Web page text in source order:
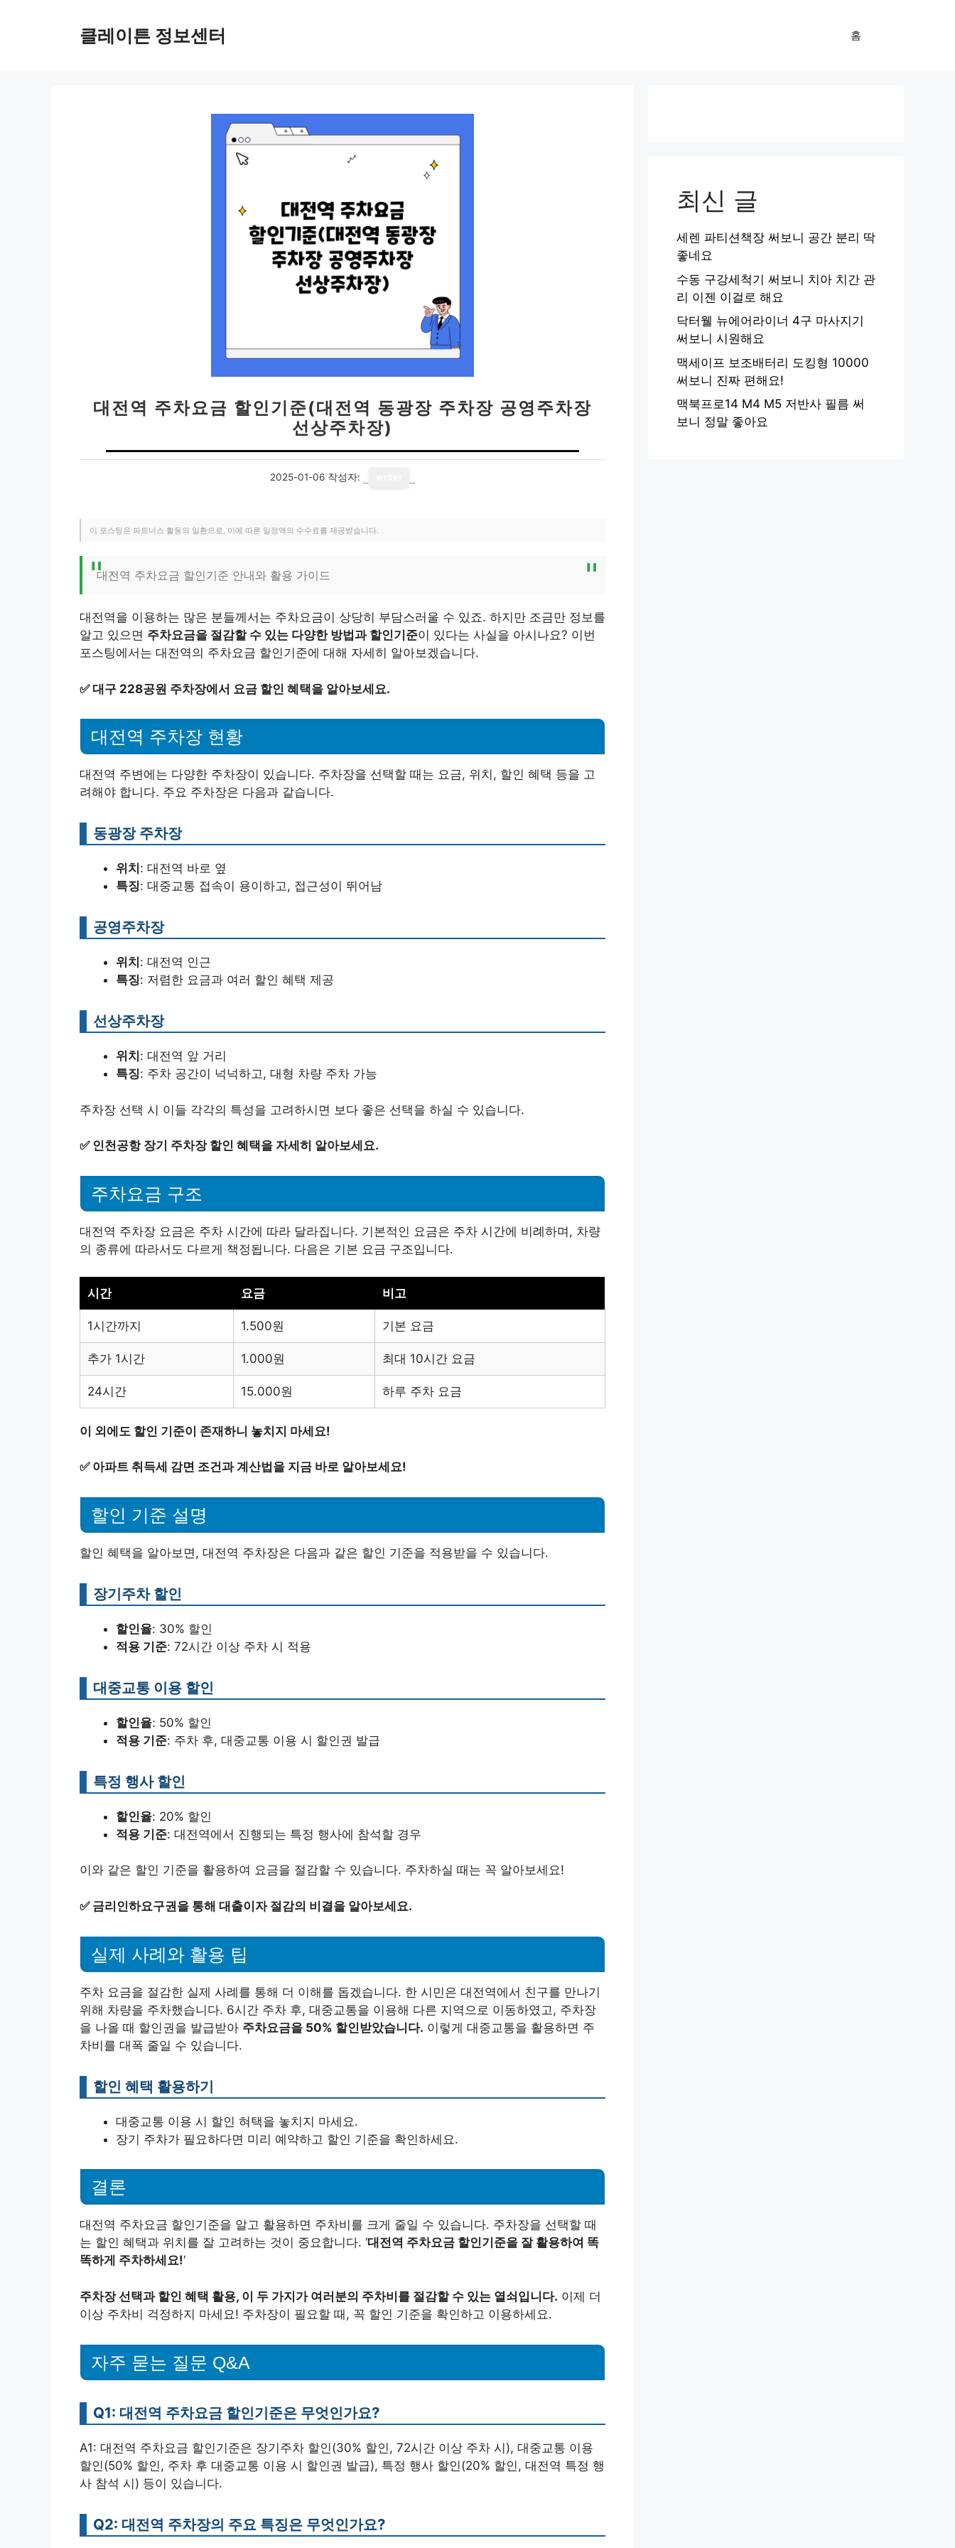
클레이튼 정보센터 홈
대전역 주차요금 할인기준(대전역 동광장 주차장 공영주차장
선상주차장)
2025-01-06 작성자:
이 포스팅은 파트너스 활동의 일환으로, 이에 따른 일정액의 수수료를 제공받습니다.
대전역 주차요금 할인기준 안내와 활용 가이드
대전역을 이용하는 많은 분들께서는 주차요금이 상당히 부담스러울 수 있죠. 하지만 조금만 정보를
알고 있으면 주차요금을 절감할 수 있는 다양한 방법과 할인기준이 있다는 사실을 아시나요? 이번
포스팅에서는 대전역의 주차요금 할인기준에 대해 자세히 알아보겠습니다.
✅대구 228공원 주차장에서 요금 할인 혜택을 알아보세요.
대전역 주차장 현황
대전역 주변에는 다양한 주차장이 있습니다. 주차장을 선택할 때는 요금, 위치, 할인 혜택 등을 고
려해야 합니다. 주요 주차장은 다음과 같습니다.
동광장 주차장
위치 : 대전역 바로 옆
특징: 대중교통 접속이 용이하고, 접근성이 뛰어남
공영주차장
위치 : 대전역 인근
특징: 저렴한 요금과 여러 할인 혜택 제공
선상주차장
위치 : 대전역 앞 거리
특징: 주차 공간이 넉넉하고, 대형 차량 주차 가능
주차장 선택 시 이들 각각의 특성을 고려하시면 보다 좋은 선택을 하실 수 있습니다.
✅ 인천공항 장기 주차장 할인 혜택을 자세히 알아보세요.
주차요금 구조
대전역 주차장 요금은 주차 시간에 따라 달라집니다. 기본적인 요금은 주차 시간에 비례하며, 차량
의 종류에 따라서도 다르게 책정됩니다. 다음은 기본 요금 구조입니다.
시간 요금 비고
1시간까지 1.500원 기본 요금
추가 1시간 1.000원 최대 10시간 요금
24시간 15.000원 하루 주차 요금
이 외에도 할인 기준이 존재하니 놓치지 마세요!
✅ 아파트 취득세 감면 조건과 계산법을 지금 바로 알아보세요!
할인 기준 설명
할인 혜택을 알아보면, 대전역 주차장은 다음과 같은 할인 기준을 적용받을 수 있습니다.
장기주차 할인
할인율: 30% 할인
적용 기준: 72시간 이상 주차 시 적용
대중교통 이용 할인
할인율: 50% 할인
적용 기준: 주차 후, 대중교통 이용 시 할인권 발급
특정 행사 할인
할인율: 20% 할인
적용 기준: 대전역에서 진행되는 특정 행사에 참석할 경우
이와 같은 할인 기준을 활용하여 요금을 절감할 수 있습니다. 주차하실 때는 꼭 알아보세요!
✅ 금리인하요구권을 통해 대출이자 절감의 비결을 알아보세요.
실제 사례와 활용 팁
주차 요금을 절감한 실제 사례를 통해 더 이해를 돕겠습니다. 한 시민은 대전역에서 친구를 만나기
위해 차량을 주차했습니다. 6시간 주차 후, 대중교통을 이용해 다른 지역으로 이동하였고, 주차장
을 나올 때 할인권을 발급받아 주차요금을 50% 할인받았습니다. 이렇게 대중교통을 활용하면 주
차비를 대폭 줄일 수 있습니다.
할인 혜택 활용하기
대중교통 이용 시 할인 혀택을 놓치지 마세요.
장기 주차가 필요하다면 미리 예약하고 할인 기준을 확인하세요.
결론
대전역 주차요금 할인기준을 알고 활용하면 주차비를 크게 줄일 수 있습니다. 주차장을 선택할 때
는 할인 혜택과 위치를 잘 고려하는 것이 중요합니다. ‘대전역 주차요금 할인기준을 잘 활용하여 똑
똑하게 주차하세요!‘
주차장 선택과 할인 혜택 활용, 이 두 가지가 여러분의 주차비를 절감할 수 있는 열쇠입니다. 이제 더
이상 주차비 걱정하지 마세요! 주차장이 필요할 때, 꼭 할인 기준을 확인하고 이용하세요.
자주 묻는 질문 Q&A
Q1: 대전역 주차요금 할인기준은 무엇인가요?
A1: 대전역 주차요금 할인기준은 장기주차 할인(30% 할인, 72시간 이상 주차 시), 대중교통 이용
할인(50% 할인, 주차 후 대중교통 이용 시 할인권 발급), 특정 행사 할인(20% 할인, 대전역 특정 행
사 참석 시) 등이 있습니다.
Q2: 대전역 주차장의 주요 특징은 무엇인가요?
최신 글
세렌 파티션책장 써보니 공간 분리 딱
좋네요
수동 구강세척기 써보니 치아 치간 관
리 이젠 이걸로 해요
닥터웰 뉴에어라이너 4구 마사지기
써보니 시원해요
맥세이프 보조배터리 도킹형 10000
써보니 진짜 편해요!
맥북프로14 M4 M5 저반사 필름 써
보니 정말 좋아요